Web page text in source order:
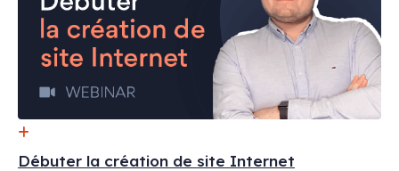
Débuter la création de site Internet